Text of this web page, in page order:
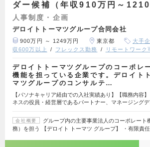
ダー候補（年収910万円～1210
人事制度・企画
デロイトトーマツグループ合同会社
900万円 ～ 1249万円 東京都 大手
収600万以上
フレックス勤務 リモートワーク
デロイトトーマツグループのコーポレ
機能を担っている企業です。デロイト
マツグループのコンサルテ…
【パソナキャリア経由での入社実績あり】【職務内容
ネスの役員・経営層であるパートナー、マネージングデ
会社概要
グループ内の主要事業法人のコーポレート
務）を担う 【デロイト トーマツ グループ】 ・有限責